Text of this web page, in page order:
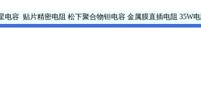
电容 贴片精密电阻 松下聚合物钽电容 金属膜直插电阻 35W电